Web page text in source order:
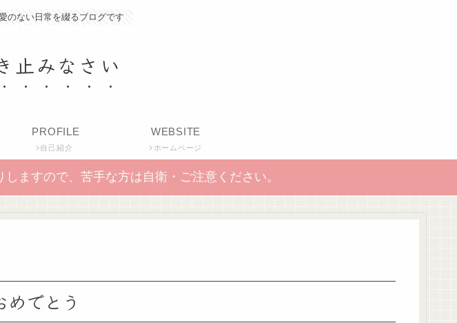
のない日常を綴るブログです
止みなさい
PROFILE
自己紹介
WEBSITE
ホームページ
ますので、苦手な方は自衛・ご注意ください。
めでとう